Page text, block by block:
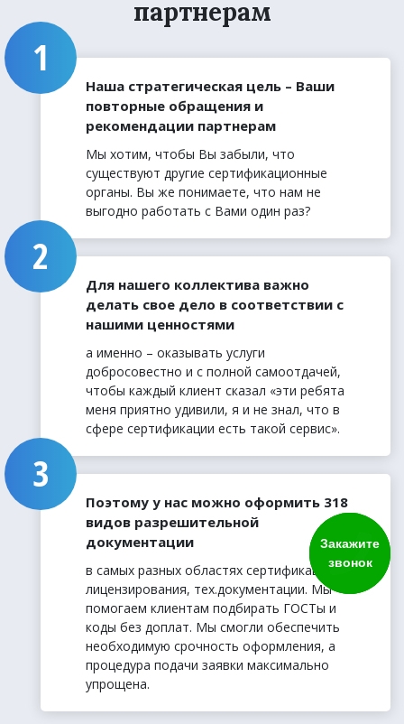
Закажите
звонок
партнерам
Наша стратегическая цель – Ваши
повторные обращения и
рекомендации партнерам
Мы хотим, чтобы Вы забыли, что
существуют другие сертификационные
органы. Вы же понимаете, что нам не
выгодно работать с Вами один раз?
Для нашего коллектива важно
делать свое дело в соответствии с
нашими ценностями
а именно – оказывать услуги
добросовестно и с полной самоотдачей,
чтобы каждый клиент сказал «эти ребята
меня приятно удивили, я и не знал, что в
сфере сертификации есть такой сервис».
Поэтому у нас можно оформить 318
видов разрешительной
документации
в самых разных областях сертификации,
лицензирования, тех.документации. Мы
помогаем клиентам подбирать ГОСТы и
коды без доплат. Мы смогли обеспечить
необходимую срочность оформления, а
процедура подачи заявки максимально
упрощена.